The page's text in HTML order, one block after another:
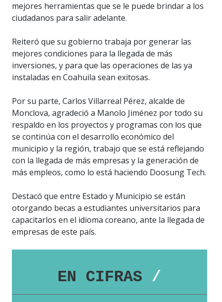
mejores herramientas que se le puede brindar a los
ciudadanos para salir adelante.
Reiteró que su gobierno trabaja por generar las
mejores condiciones para la llegada de más
inversiones, y para que las operaciones de las ya
instaladas en Coahuila sean exitosas.
Por su parte, Carlos Villarreal Pérez, alcalde de
Monclova, agradeció a Manolo Jiménez por todo su
respaldo en los proyectos y programas con los que
se continúa con el desarrollo económico del
municipio y la región, trabajo que se está reflejando
con la llegada de más empresas y la generación de
más empleos, como lo está haciendo Doosung Tech.
Destacó que entre Estado y Municipio se están
otorgando becas a estudiantes universitarios para
capacitarlos en el idioma coreano, ante la llegada de
empresas de este país.
EN CIFRAS /